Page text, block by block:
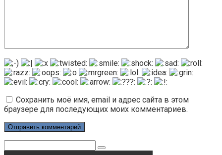
Сохранить моё имя, email и адрес сайта в этом
браузере для последующих моих комментариев.